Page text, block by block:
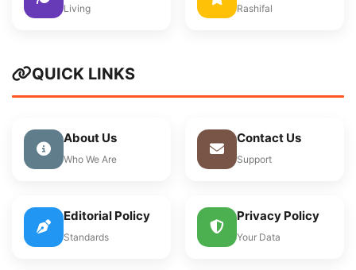
Living Rashifal
QUICK LINKS
About Us
Who We Are
Contact Us
Support
Editorial Policy
Standards
Privacy Policy
Your Data